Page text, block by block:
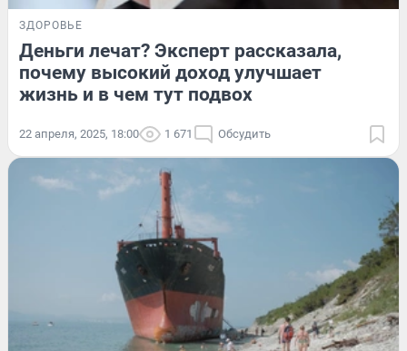
ЗДОРОВЬЕ
Деньги лечат? Эксперт рассказала,
почему высокий доход улучшает
жизнь и в чем тут подвох
22 апреля, 2025, 18:00 1 671 Обсудить